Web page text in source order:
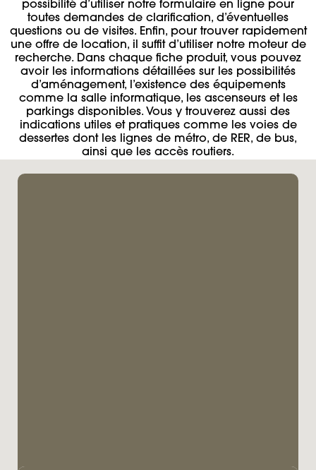
possibilité d’utiliser notre formulaire en ligne pour
toutes demandes de clarification, d’éventuelles
questions ou de visites. Enfin, pour trouver rapidement
une offre de location, il suffit d’utiliser notre moteur de
recherche. Dans chaque fiche produit, vous pouvez
avoir les informations détaillées sur les possibilités
d’aménagement, l’existence des équipements
comme la salle informatique, les ascenseurs et les
parkings disponibles. Vous y trouverez aussi des
indications utiles et pratiques comme les voies de
dessertes dont les lignes de métro, de RER, de bus,
ainsi que les accès routiers.